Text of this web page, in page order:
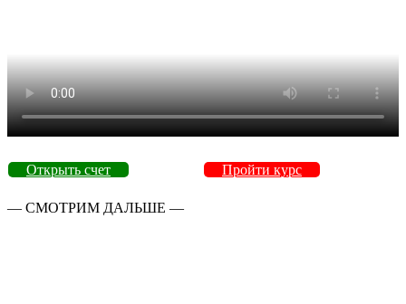
Открыть счет Пройти курс
— СМОТРИМ ДАЛЬШЕ —